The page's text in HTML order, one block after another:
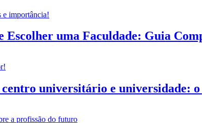
Escolher uma Faculdade: Guia
universitário e universidade: